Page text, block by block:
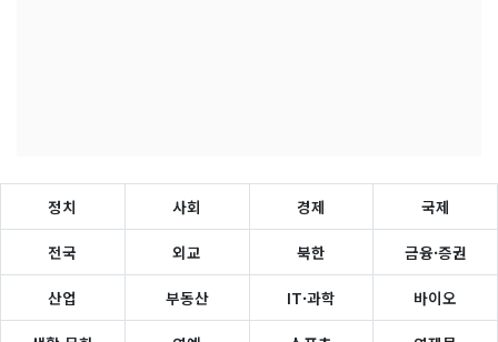
정치 사회 경제 국제
전국 외교 북한 금융·증권
산업 부동산 IT·과학 바이오